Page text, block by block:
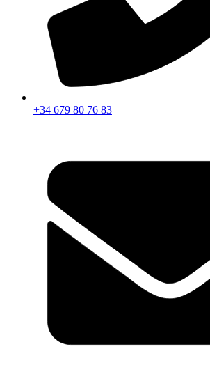
+34 679 80 76 83